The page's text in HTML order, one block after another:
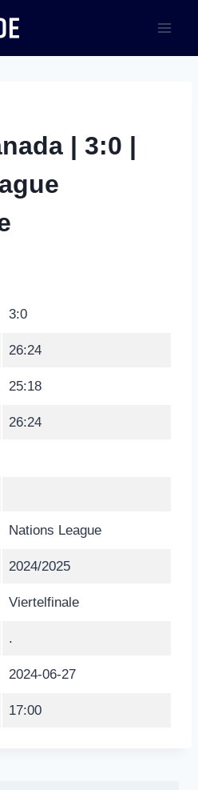
| 3:0 |
3:0
26:24
25:18
26:24
Nations League
2024/2025
Viertelfinale
.
2024-06-27
17:00